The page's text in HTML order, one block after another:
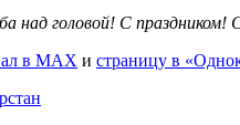
над головой! С
в MAX и страницу в